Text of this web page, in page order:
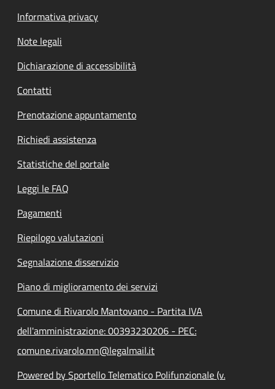
Informativa privacy
Note legali
Dichiarazione di accessibilità
Contatti
Prenotazione appuntamento
Richiedi assistenza
Statistiche del portale
Leggi le FAQ
Pagamenti
Riepilogo valutazioni
Segnalazione disservizio
Piano di miglioramento dei servizi
Comune di Rivarolo Mantovano - Partita IVA
dell'amministrazione: 00393230206 - PEC:
comune.rivarolo.mn@legalmail.it
Powered by Sportello Telematico Polifunzionale (v.